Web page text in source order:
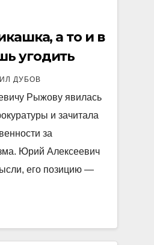
а то и в
угодить
ДУБОВ
Рыжову явилась
и зачитала
за
Юрий Алексеевич
его позицию —